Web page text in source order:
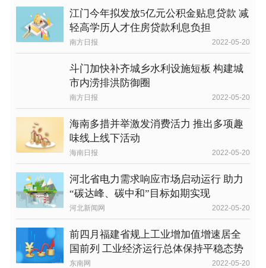
江门今年拟发放5亿元公积金贴息贷款 减
轻高学历人才住房贷款利息负担
南方日报 2022-05-20
斗门加快补齐城乡水利设施短板 构建城
市内涝排洪防御圈
南方日报 2022-05-20
海南多措并举激发消费活力 推出多项趣
味线上线下活动
海南日报 2022-05-20
河北省电力需求响应市场启动运行 助力
“碳达峰、碳中和”目标如期实现
河北新闻网 2022-05-20
前四月福建省规上工业增加值增速居全
国前列 工业经济运行总体保持平稳态势
东南网 2022-05-20